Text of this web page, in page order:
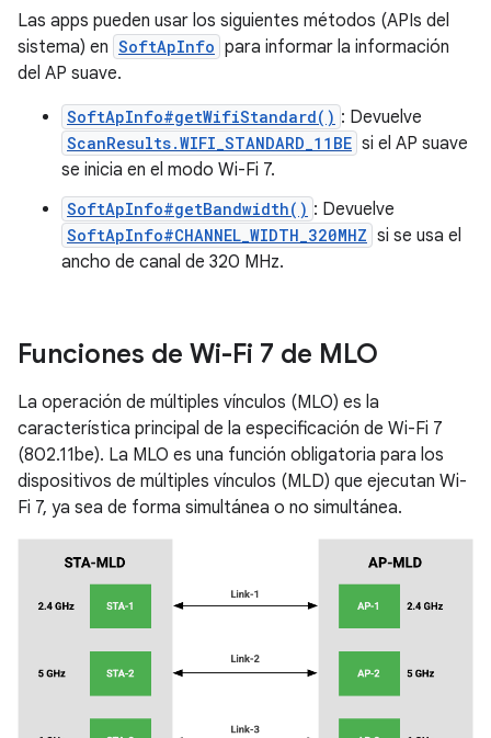
Las apps pueden usar los siguientes métodos (APIs del
sistema) en SoftApInfo para informar la información
del AP suave.
SoftApInfo#getWifiStandard() : Devuelve
ScanResults.WIFI_STANDARD_11BE si el AP suave
se inicia en el modo Wi-Fi 7.
SoftApInfo#getBandwidth() : Devuelve
SoftApInfo#CHANNEL_WIDTH_320MHZ si se usa el
ancho de canal de 320 MHz.
Funciones de Wi-Fi 7 de MLO
La operación de múltiples vínculos (MLO) es la
característica principal de la especificación de Wi-Fi 7
(802.11be). La MLO es una función obligatoria para los
dispositivos de múltiples vínculos (MLD) que ejecutan Wi-
Fi 7, ya sea de forma simultánea o no simultánea.